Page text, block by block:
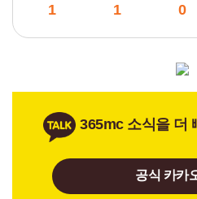
1 1 0
365mc 소식을 더
공식 카카